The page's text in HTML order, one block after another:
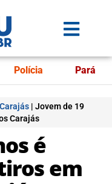
Polícia Pará
| Jovem de 19
Carajás
é
em